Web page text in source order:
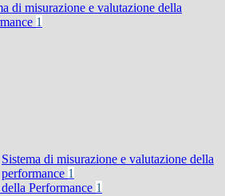
di misurazione e valutazione della
1
Sistema di misurazione e valutazione della
performance 1
Performance 1